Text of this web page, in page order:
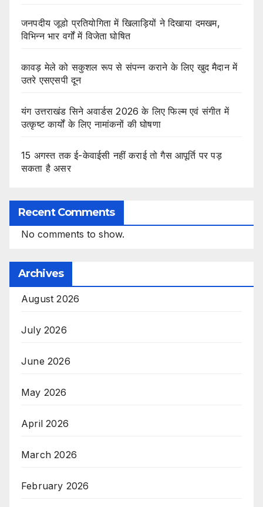
जनपदीय जूडो प्रतियोगिता में खिलाड़ियों ने दिखाया दमखम,
विभिन्न भार वर्गों में विजेता घोषित
कावड़ मेले को सकुशल रूप से संपन्न कराने के लिए खुद मैदान में
उतरे एसएसपी दून
यंग उत्तराखंड सिने अवार्डस 2026 के लिए फिल्म एवं संगीत में
उत्कृष्ट कार्यों के लिए नामांकनों की घोषणा
15 अगस्त तक ई-केवाईसी नहीं कराई तो गैस आपूर्ति पर पड़
सकता है असर
Recent Comments
No comments to show.
Archives
August 2026
July 2026
June 2026
May 2026
April 2026
March 2026
February 2026